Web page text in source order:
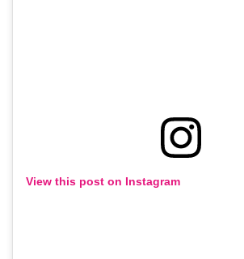
View this post on Instagram